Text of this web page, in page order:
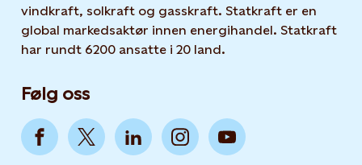
vindkraft, solkraft og gasskraft. Statkraft er en
global markedsaktør innen energihandel. Statkraft
har rundt 6200 ansatte i 20 land.
Følg oss